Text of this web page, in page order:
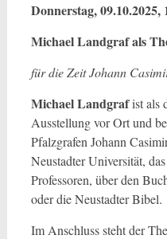
Donnerstag,
Michael Landgraf als
für die Zeit Johann
Michael Landgrafist als
Ausstellung vor Ort und
Pfalzgrafen Johann
Neustadter Universität,
Professoren, über den
oder die Neustadter Bibel.
Im Anschluss steht der